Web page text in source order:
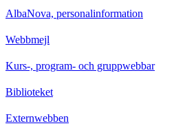
AlbaNova, personalinformation
Webbmejl
Kurs-, program- och gruppwebbar
Biblioteket
Externwebben